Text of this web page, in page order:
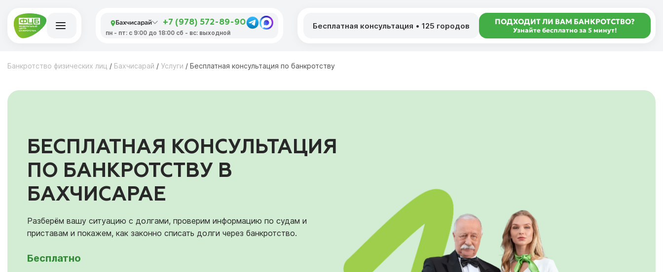
Бахчисарай +7 (978) 572-89-90
пн - пт: с 9:00 до 18:00 сб - вс: выходной
Бесплатная консультация • 125 городов ПОДХОДИТ ЛИ ВАМ БАНКРОТСТВО?
Узнайте бесплатно за 5 минут!
Банкротство физических лиц / Бахчисарай / Услуги / Бесплатная консультация по банкротству
БЕСПЛАТНАЯ КОНСУЛЬТАЦИЯ
ПО БАНКРОТСТВУ В
БАХЧИСАРАЕ
Разберём вашу ситуацию с долгами, проверим информацию по судам и
приставам и покажем, как законно списать долги через банкротство.
Бесплатно